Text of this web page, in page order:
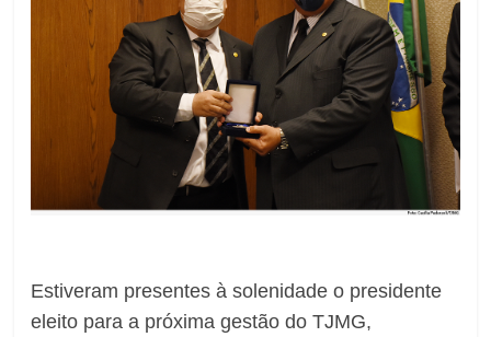
Estiveram presentes à solenidade o presidente
eleito para a próxima gestão do TJMG,